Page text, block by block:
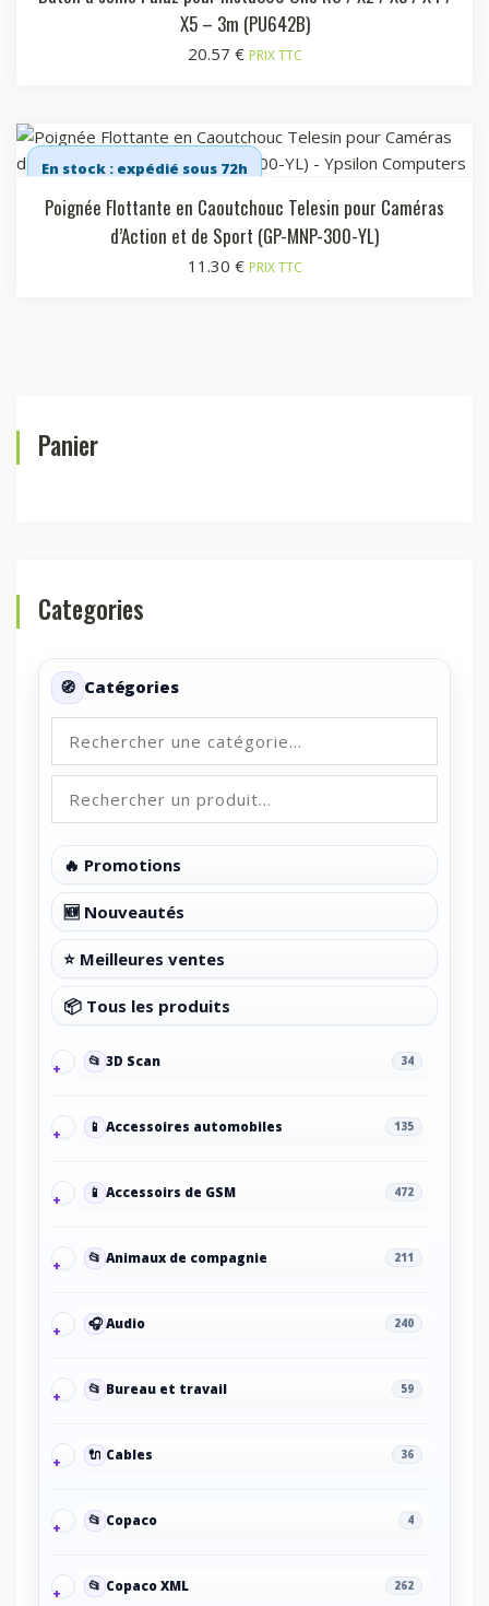
X5 – 3m (PU642B)
20.57 € PRIX TTC
En stock : expédié sous 72h
Poignée Flottante en Caoutchouc Telesin pour Caméras
d’Action et de Sport (GP-MNP-300-YL)
11.30 € PRIX TTC
Panier
Categories
Catégories
🔥 Promotions
🆕 Nouveautés
⭐ Meilleures ventes
📦 Tous les produits
📂 3D Scan 34
📱 Accessoires automobiles 135
📱 Accessoirs de GSM 472
📂 Animaux de compagnie 211
🎧 Audio 240
📂 Bureau et travail 59
🔌 Cables 36
📂 Copaco 4
📂 Copaco XML 262